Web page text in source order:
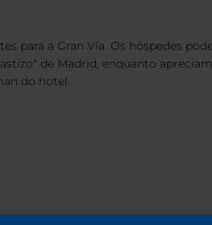
para a Gran Vía. Os hóspedes
de Madrid, enquanto apreciam
do hotel.